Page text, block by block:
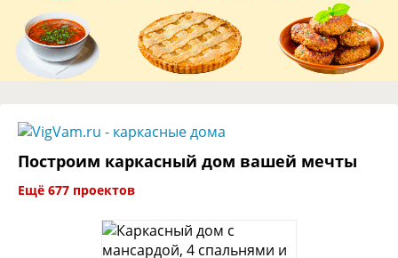
Построим каркасный дом вашей мечты
Ещё 677 проектов